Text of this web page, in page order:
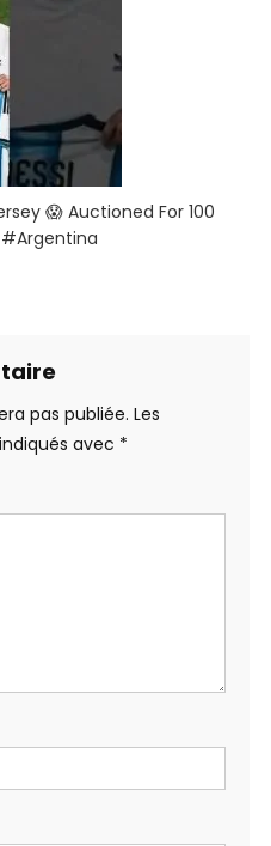
😱 Auctioned For 100
pas publiée. Les
avec *